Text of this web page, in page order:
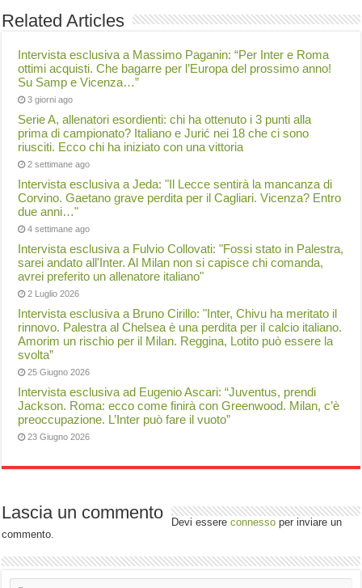
Related Articles
Intervista esclusiva a Massimo Paganin: “Per Inter e Roma
ottimi acquisti. Che bagarre per l’Europa del prossimo anno!
Su Samp e Vicenza…”
3 giorni ago
Serie A, allenatori esordienti: chi ha ottenuto i 3 punti alla
prima di campionato? Italiano e Jurić nei 18 che ci sono
riusciti. Ecco chi ha iniziato con una vittoria
2 settimane ago
Intervista esclusiva a Jeda: "Il Lecce sentirà la mancanza di
Corvino. Gaetano grave perdita per il Cagliari. Vicenza? Entro
due anni…"
4 settimane ago
Intervista esclusiva a Fulvio Collovati: "Fossi stato in Palestra,
sarei andato all'Inter. Al Milan non si capisce chi comanda,
avrei preferito un allenatore italiano"
2 Luglio 2026
Intervista esclusiva a Bruno Cirillo: "Inter, Chivu ha meritato il
rinnovo. Palestra al Chelsea è una perdita per il calcio italiano.
Amorim un rischio per il Milan. Reggina, Lotito può essere la
svolta”
25 Giugno 2026
Intervista esclusiva ad Eugenio Ascari: “Juventus, prendi
Jackson. Roma: ecco come finirà con Greenwood. Milan, c’è
preoccupazione. L’Inter può fare il vuoto”
23 Giugno 2026
Lascia un commento Devi essereconnesso per inviare un
commento.